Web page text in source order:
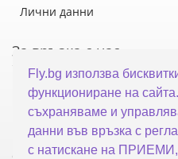
Fly.bg използва
функциониране на
съхраняваме и
данни във връзка с
с натискане на ПРИЕМИ,
Лични данни
За връзка с нас
Флай Систем ООД
гр. Варна, ул. Каймакчалан
тел: 052 321 321
office@fly.bg